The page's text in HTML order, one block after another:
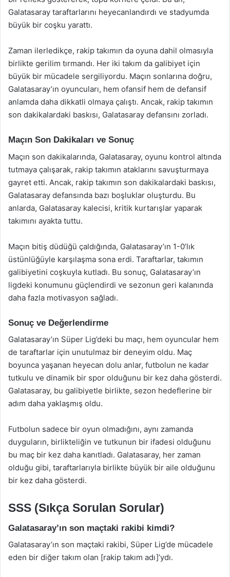
Galatasaray taraftarlarını heyecanlandırdı ve stadyumda
büyük bir coşku yarattı.
Zaman ilerledikçe, rakip takımın da oyuna dahil olmasıyla
birlikte gerilim tırmandı. Her iki takım da galibiyet için
büyük bir mücadele sergiliyordu. Maçın sonlarına doğru,
Galatasaray’ın oyuncuları, hem ofansif hem de defansif
anlamda daha dikkatli olmaya çalıştı. Ancak, rakip takımın
son dakikalardaki baskısı, Galatasaray defansını zorladı.
Maçın Son Dakikaları ve Sonuç
Maçın son dakikalarında, Galatasaray, oyunu kontrol altında
tutmaya çalışarak, rakip takımın ataklarını savuşturmaya
gayret etti. Ancak, rakip takımın son dakikalardaki baskısı,
Galatasaray defansında bazı boşluklar oluşturdu. Bu
anlarda, Galatasaray kalecisi, kritik kurtarışlar yaparak
takımını ayakta tuttu.
Maçın bitiş düdüğü çaldığında, Galatasaray’ın 1-0’lık
üstünlüğüyle karşılaşma sona erdi. Taraftarlar, takımın
galibiyetini coşkuyla kutladı. Bu sonuç, Galatasaray’ın
ligdeki konumunu güçlendirdi ve sezonun geri kalanında
daha fazla motivasyon sağladı.
Sonuç ve Değerlendirme
Galatasaray’ın Süper Lig’deki bu maçı, hem oyuncular hem
de taraftarlar için unutulmaz bir deneyim oldu. Maç
boyunca yaşanan heyecan dolu anlar, futbolun ne kadar
tutkulu ve dinamik bir spor olduğunu bir kez daha gösterdi.
Galatasaray, bu galibiyetle birlikte, sezon hedeflerine bir
adım daha yaklaşmış oldu.
Futbolun sadece bir oyun olmadığını, aynı zamanda
duyguların, birlikteliğin ve tutkunun bir ifadesi olduğunu
bu maç bir kez daha kanıtladı. Galatasaray, her zaman
olduğu gibi, taraftarlarıyla birlikte büyük bir aile olduğunu
bir kez daha gösterdi.
SSS (Sıkça Sorulan Sorular)
Galatasaray’ın son maçtaki rakibi kimdi?
Galatasaray’ın son maçtaki rakibi, Süper Lig’de mücadele
eden bir diğer takım olan [rakip takım adı]’ydı.